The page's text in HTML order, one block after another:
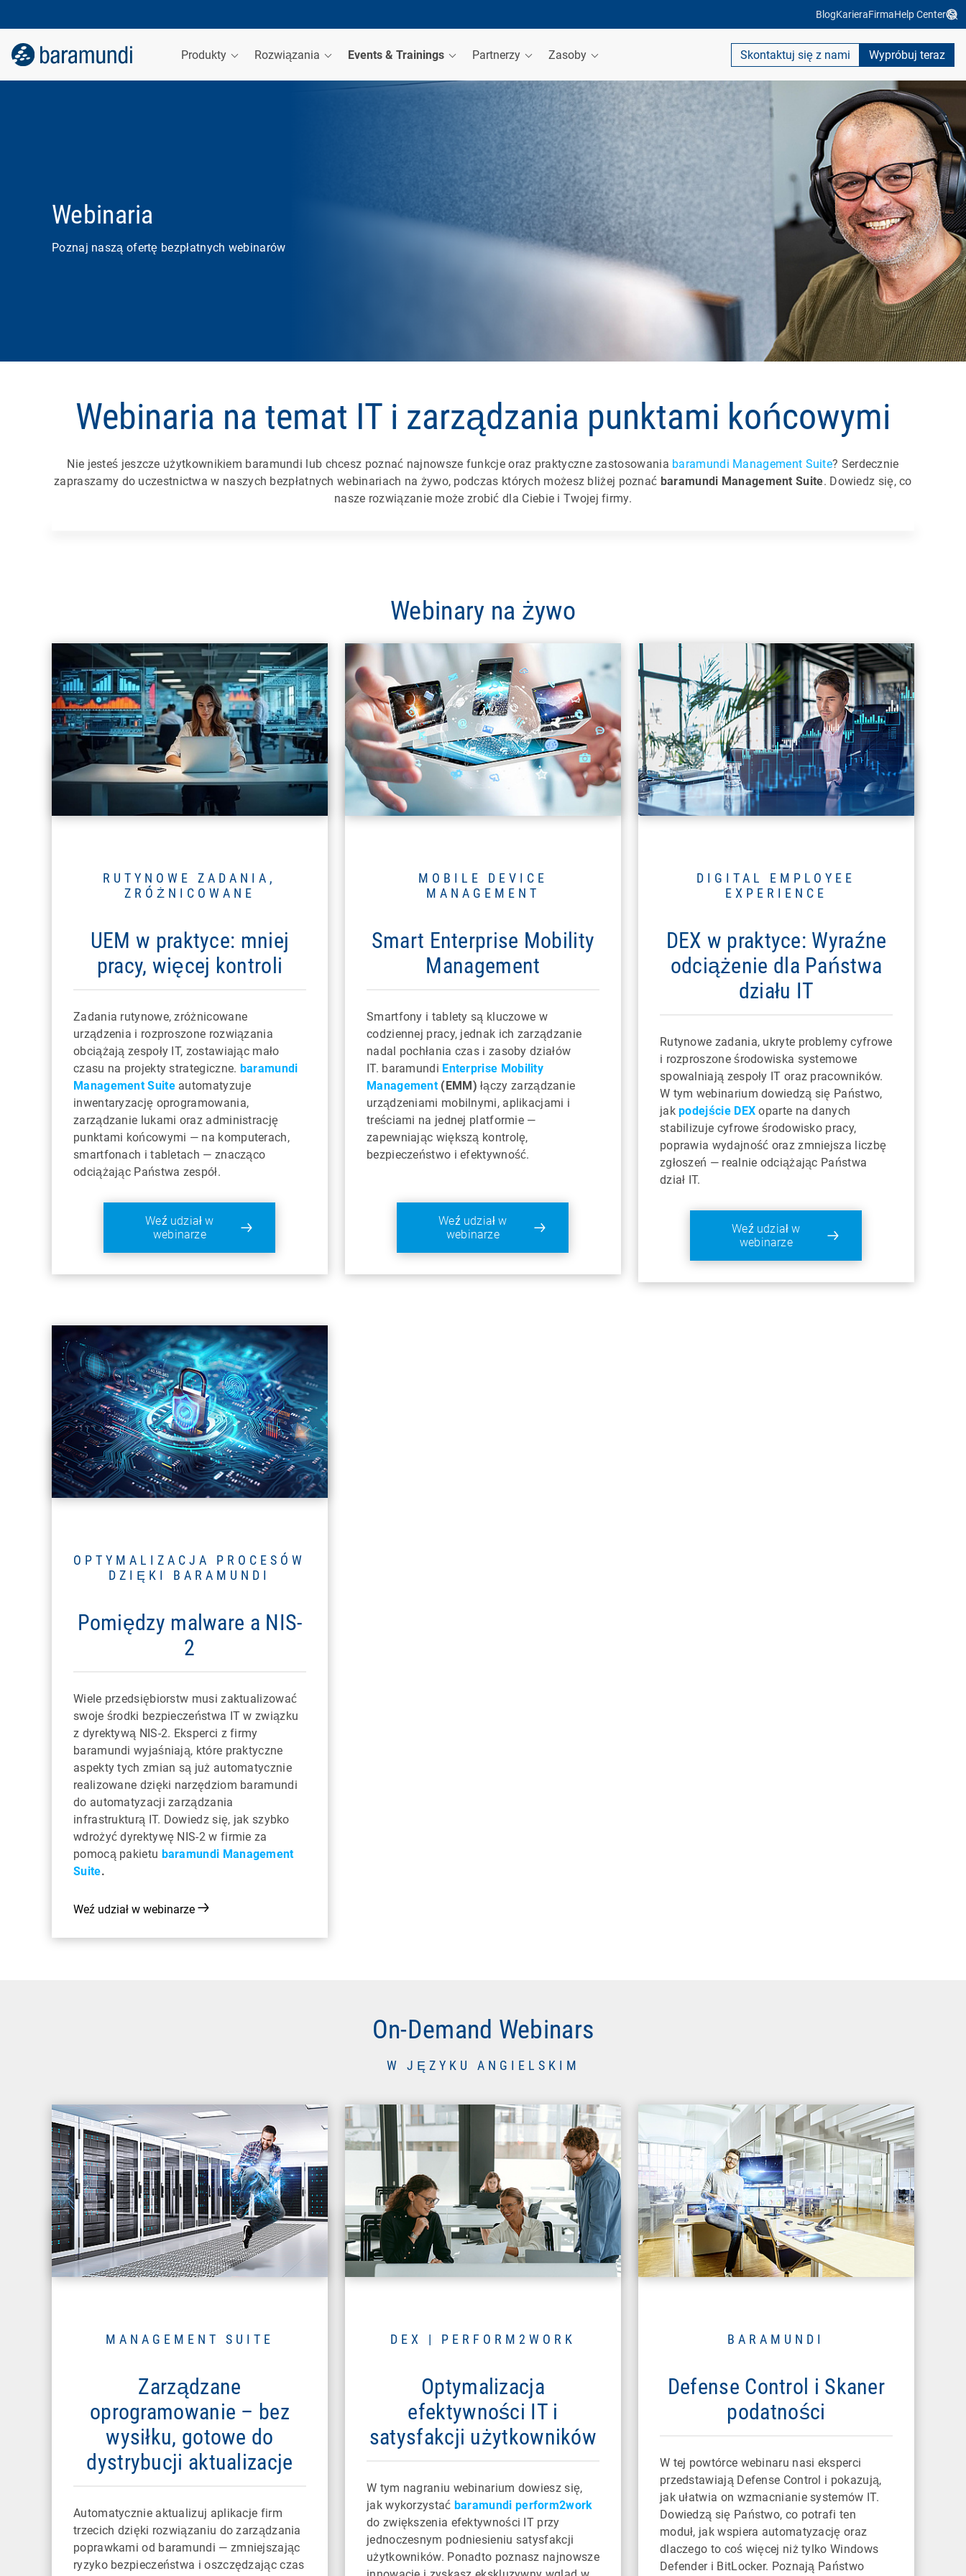
BlogKarieraFirmaHelp Center
Produkty Rozwiązania Events & Trainings Partnerzy Zasoby Skontaktuj się z nami Wypróbuj teraz
Webinaria
Poznaj naszą ofertę bezpłatnych webinarów
Webinaria na temat IT i zarządzania punktami końcowymi
Nie jesteś jeszcze użytkownikiem baramundi lub chcesz poznać najnowsze funkcje oraz praktyczne zastosowania baramundi Management Suite? Serdecznie
zapraszamy do uczestnictwa w naszych bezpłatnych webinariach na żywo, podczas których możesz bliżej poznać baramundi Management Suite. Dowiedz się, co
nasze rozwiązanie może zrobić dla Ciebie i Twojej firmy.
Webinary na żywo
UEM w praktyce: mniej
pracy, więcej kontroli
RUTYNOWE ZADANIA,
ZRÓŻNICOWANE
Zadania rutynowe, zróżnicowane
urządzenia i rozproszone rozwiązania
obciążają zespoły IT, zostawiając mało
czasu na projekty strategiczne. baramundi
Management Suiteautomatyzuje
inwentaryzację oprogramowania,
zarządzanie lukami oraz administrację
punktami końcowymi — na komputerach,
smartfonach i tabletach — znacząco
odciążając Państwa zespół.
Weź udział w
webinarze
Smart Enterprise Mobility
Management
MOBILE DEVICE
MANAGEMENT
Smartfony i tablety są kluczowe w
codziennej pracy, jednak ich zarządzanie
nadal pochłania czas i zasoby działów
IT. baramundi Enterprise Mobility
Management (EMM)łączy zarządzanie
urządzeniami mobilnymi, aplikacjami i
treściami na jednej platformie —
zapewniając większą kontrolę,
bezpieczeństwo i efektywność.
Weź udział w
webinarze
DEX w praktyce: Wyraźne
odciążenie dla Państwa
działu IT
DIGITAL EMPLOYEE
EXPERIENCE
Rutynowe zadania, ukryte problemy cyfrowe
i rozproszone środowiska systemowe
spowalniają zespoły IT oraz pracowników.
W tym webinarium dowiedzą się Państwo,
jakpodejście DEX oparte na danych
stabilizuje cyfrowe środowisko pracy,
poprawia wydajność oraz zmniejsza liczbę
zgłoszeń — realnie odciążając Państwa
dział IT.
Weź udział w
webinarze
Pomiędzy malware a NIS-
2
OPTYMALIZACJA PROCESÓW
DZIĘKI BARAMUNDI
Wiele przedsiębiorstw musi zaktualizować
swoje środki bezpieczeństwa IT w związku
z dyrektywą NIS-2. Eksperci z firmy
baramundi wyjaśniają, które praktyczne
aspekty tych zmian są już automatycznie
realizowane dzięki narzędziom baramundi
do automatyzacji zarządzania
infrastrukturą IT. Dowiedz się, jak szybko
wdrożyć dyrektywę NIS-2 w firmie za
pomocą pakietu baramundi Management
Suite.
Weź udział w webinarze
On-Demand Webinars
W JĘZYKU ANGIELSKIM
Zarządzane
oprogramowanie – bez
wysiłku, gotowe do
dystrybucji aktualizacje
MANAGEMENT SUITE
Automatycznie aktualizuj aplikacje firm
trzecich dzięki rozwiązaniu do zarządzania
poprawkami od baramundi — zmniejszając
ryzyko bezpieczeństwa i oszczędzając czas
Optymalizacja
efektywności IT i
satysfakcji użytkowników
DEX | PERFORM2WORK
W tym nagraniu webinarium dowiesz się,
jak wykorzystać baramundi perform2work
do zwiększenia efektywności IT przy
jednoczesnym podniesieniu satysfakcji
użytkowników. Ponadto poznasz najnowsze
Defense Control i Skaner
podatności
BARAMUNDI
W tej powtórce webinaru nasi eksperci
przedstawiają Defense Control i pokazują,
jak ułatwia on wzmacnianie systemów IT.
Dowiedzą się Państwo, co potrafi ten
moduł, jak wspiera automatyzację oraz
dlaczego to coś więcej niż tylko Windows
Defender i BitLocker. Poznają Państwo